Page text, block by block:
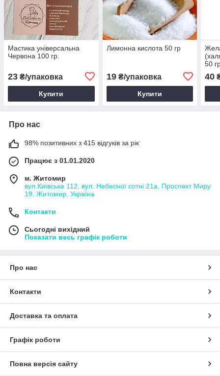
Мастика універсальна
Червона 100 гр.
23 ₴/упаковка
Купити
Лимонна кислота 50 гр
19₴/упаковка
Купити
50
40
Про нас
98% позитивних з 415 відгуків за рік
Працює з 01.01.2020
м. Житомир
вул.Київська 112, вул. Небесної сотні 21а, Проспект Миру
19, Житомир, Україна
Контакти
Сьогодні вихідний
Показати весь графік роботи
Про нас
Контакти
Доставка та оплата
Графік роботи
Повна версія сайту